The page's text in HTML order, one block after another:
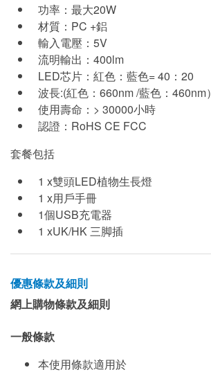
功率：最大20W
材質：PC +鋁
輸入電壓：5V
流明輸出：400lm
LED芯片：紅色：藍色= 40：20
波長:(紅色：660nm /藍色：460nm）
使用壽命：> 30000小時
認證：RoHS CE FCC
套餐包括
1 x雙頭LED植物生長燈
1 x用戶手冊
1個USB充電器
1 xUK/HK 三脚插
優惠條款及細則
網上購物條款及細則
一般條款
本使用條款適用於